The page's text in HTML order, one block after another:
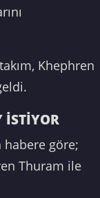
Khephren
İSTİYOR
habere göre;
Thuram ile